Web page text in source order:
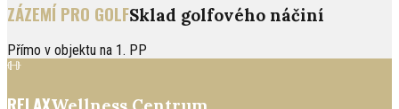
ZÁZEMÍ PRO GOLFSklad golfového náčiní
Přímo v objektu na 1. PP
RELAX